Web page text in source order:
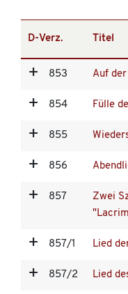
D-Verz. Titel
853 Auf
854 Fülle
855
856
857
Zwei
857/1 Lied
857/2 Lied